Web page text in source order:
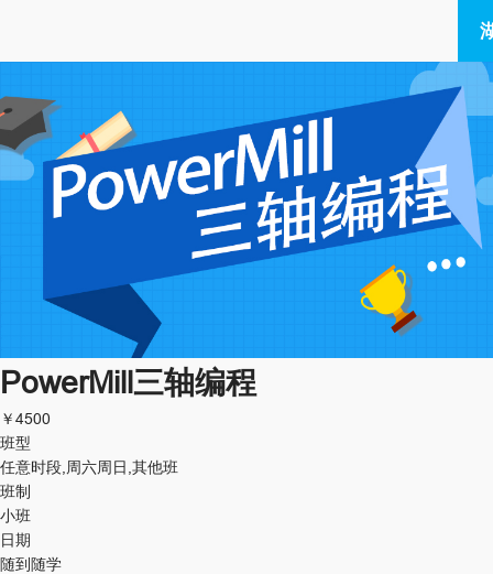
PowerMill三轴编程
￥4500
班型
任意时段,周六周日,其他班
班制
小班
日期
随到随学